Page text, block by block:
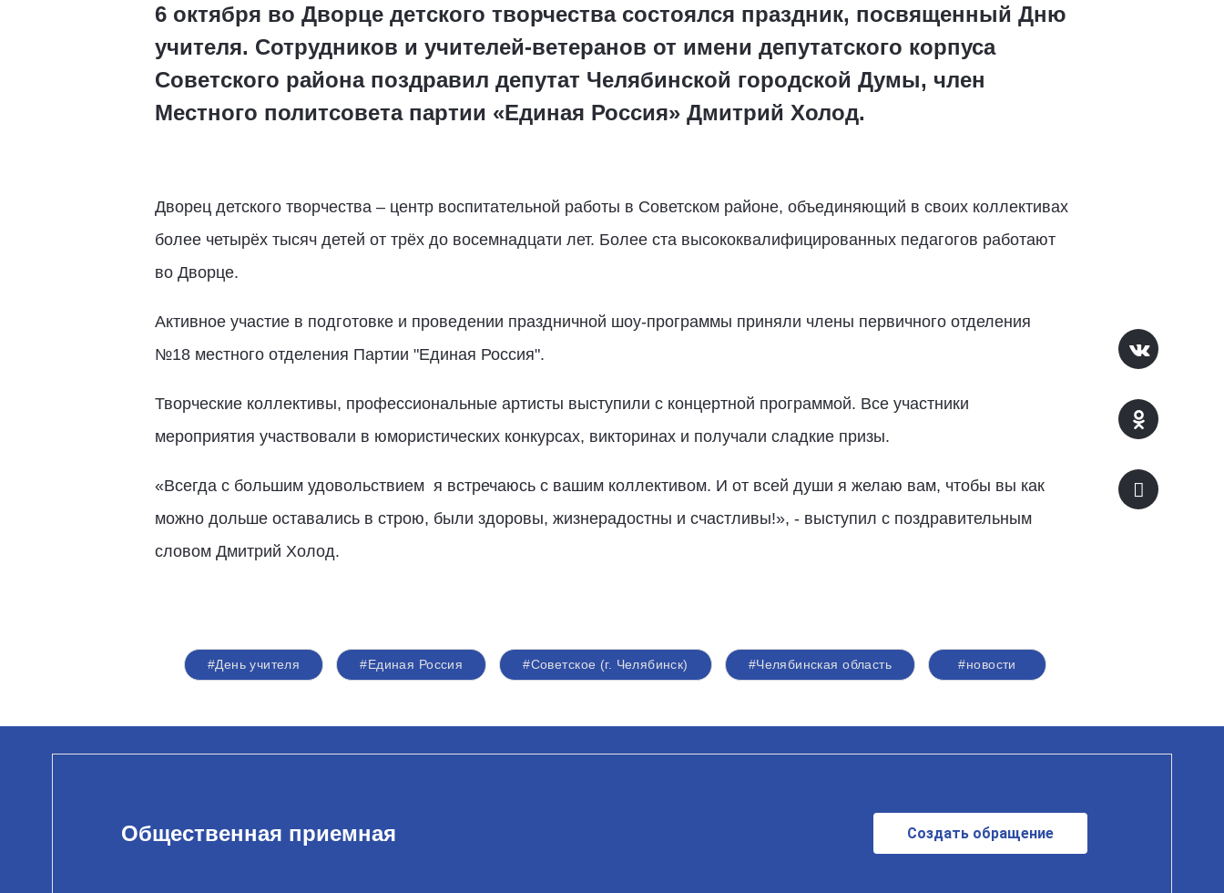
6 октября во Дворце детского творчества состоялся праздник, посвященный Дню
учителя. Сотрудников и учителей-ветеранов от имени депутатского корпуса
Советского района поздравил депутат Челябинской городской Думы, член
Местного политсовета партии «Единая Россия» Дмитрий Холод.
Дворец детского творчества – центр воспитательной работы в Советском районе, объединяющий в своих коллективах
более четырёх тысяч детей от трёх до восемнадцати лет. Более ста высококвалифицированных педагогов работают
во Дворце.
Активное участие в подготовке и проведении праздничной шоу-программы приняли члены первичного отделения
№18 местного отделения Партии "Единая Россия".
Творческие коллективы, профессиональные артисты выступили с концертной программой. Все участники
мероприятия участвовали в юмористических конкурсах, викторинах и получали сладкие призы.
«Всегда с большим удовольствием я встречаюсь с вашим коллективом. И от всей души я желаю вам, чтобы вы как
можно дольше оставались в строю, были здоровы, жизнерадостны и счастливы!», - выступил с поздравительным
словом Дмитрий Холод.
#День учителя #Единая Россия #Советское (г. Челябинск) #Челябинская область #новости
Общественная приемная Создать обращение